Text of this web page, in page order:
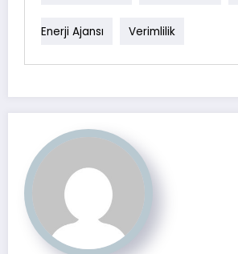
Enerji Ajansı Verimlilik